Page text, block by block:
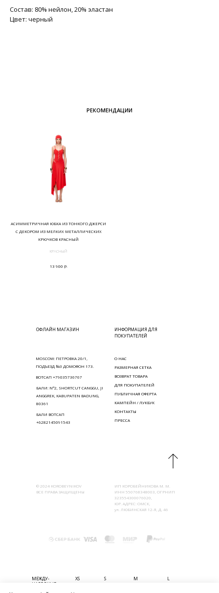
Состав: 80% нейлон, 20% эластан
Цвет: черный
РЕКОМЕНДАЦИИ
АСИММЕТРИЧНАЯ ЮБКА ИЗ ТОНКОГО ДЖЕРСИ
С ДЕКОРОМ ИЗ МЕЛКИХ МЕТАЛЛИЧЕСКИХ
КРЮЧКОВ КРАСНЫЙ
КРАСНЫЙ
13 900 р.
КОНТАКТЫ
ПРЕССА
ВОЗВРАТ ТОВАРА
ДЛЯ ПОКУПАТЕЛЕЙ
О НАС
© 2024 KOROBEYNIKOV
ВСЕ ПРАВА ЗАЩИЩЕНЫ
ИП КОРОБЕЙНИКОВА М. М.
ИНН 550768348003, ОГРНИП
323554300076020,
ЮР. АДРЕС: ОМСК,
ул. ЛЮБИНСКАЯ 12-Я, Д. 46
РАЗМЕРНАЯ СЕТКА
ОФЛАЙН МАГАЗИН
ИНФОРМАЦИЯ ДЛЯ
ПОКУПАТЕЛЕЙ
ПУБЛИЧНАЯ ОФЕРТА
КАМПЕЙН / ЛУКБУК
БАЛИ: N°2, SHORTCUT CANGGU, JI
ANGGREK, KABUPATEN BADUNG,
80361
MOSCOW: ПЕТРОВКА 20/1,
ПОДЪЕЗД №3 ДОМОФОН 173.
БАЛИ ВОТСАП
+6282145091543
ВОТСАП +79035736767
МЕЖДУ-
НАРОДНЫЕ
XS S M L